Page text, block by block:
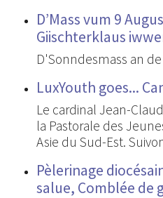
D’Mass vum 9
Giischterklaus
D'Sonndesmass an
LuxYouth goes...
Le cardinal Jean-
la Pastorale des
Asie du Sud-Est.
Pèlerinage
salue, Comblée de